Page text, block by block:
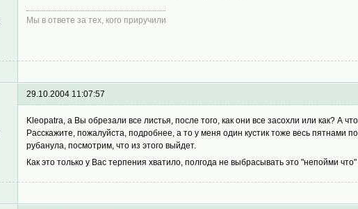
Мы в ответе за тех, кого приручили
29.10.2004 11:07:57
Kleopatra, а Вы обрезали все листья, после того, как они все засохли или как? А
Расскажите, пожалуйста, подробнее, а то у меня один кустик тоже весь пятнами
рубанула, посмотрим, что из этого выйдет.
Как это только у Вас терпения хватило, полгода не выбрасывать это "непойми